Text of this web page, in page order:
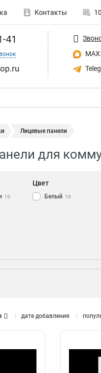
Контакты
41
Лицевые панели
для
10
Цвет
Белый 10
Наклонный 3
дате добавления